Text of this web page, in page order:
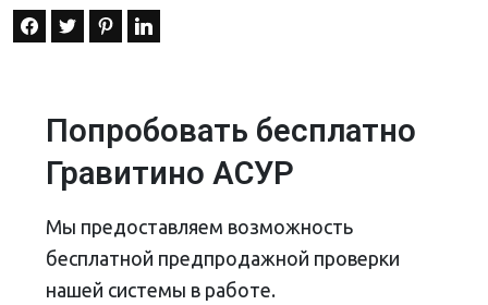
Попробовать бесплатно
Гравитино АСУР
Мы предоставляем возможность
бесплатной предпродажной проверки
нашей системы в работе.